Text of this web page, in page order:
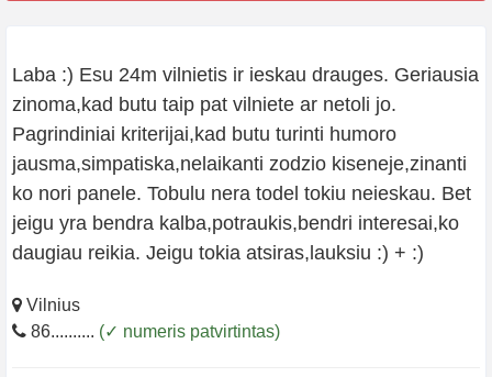
Laba :) Esu 24m vilnietis ir ieskau drauges. Geriausia
zinoma,kad butu taip pat vilniete ar netoli jo.
Pagrindiniai kriterijai,kad butu turinti humoro
jausma,simpatiska,nelaikanti zodzio kiseneje,zinanti
ko nori panele. Tobulu nera todel tokiu neieskau. Bet
jeigu yra bendra kalba,potraukis,bendri interesai,ko
daugiau reikia. Jeigu tokia atsiras,lauksiu :) + :)
Vilnius
86.......... (✓ numeris patvirtintas)